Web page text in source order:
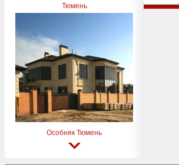
Тюмень
Особняк Тюмень